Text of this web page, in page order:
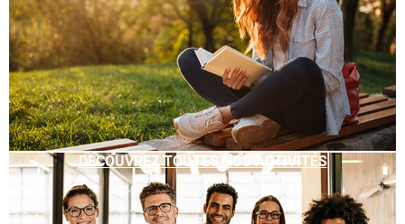
DÉCOUVREZ TOUTES NOS ACTIVITÉS